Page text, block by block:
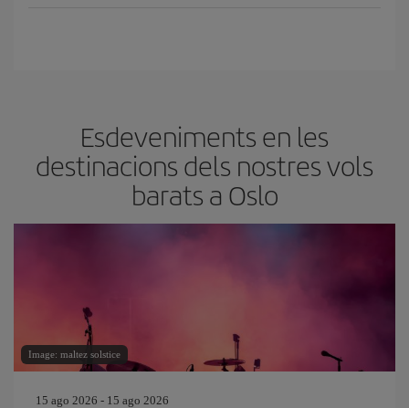
Esdeveniments en les
destinacions dels nostres vols
barats a Oslo
Image: maltez solstice
15 ago 2026 - 15 ago 2026